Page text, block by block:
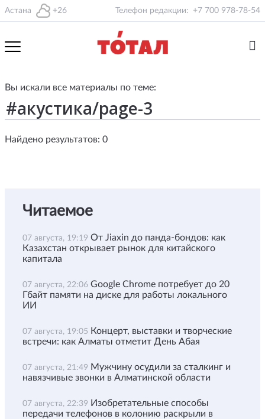
Астана +26 Телефон редакции: +7 700 978-78-54
Вы искали все материалы по теме:
Найдено результатов: 0
Читаемое
07 августа, 19:19 От Jiaxin до панда-бондов: как
Казахстан открывает рынок для китайского
капитала
07 августа, 22:06 Google Chrome потребует до 20
Гбайт памяти на диске для работы локального
ИИ
07 августа, 19:05 Концерт, выставки и творческие
встречи: как Алматы отметит День Абая
07 августа, 21:49 Мужчину осудили за сталкинг и
навязчивые звонки в Алматинской области
07 августа, 22:39 Изобретательные способы
передачи телефонов в колонию раскрыли в